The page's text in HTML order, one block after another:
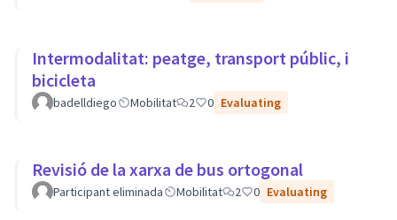
Intermodalitat: peatge, transport públic, i
bicicleta
badelldiego Mobilitat 2 0 Evaluating
Revisió de la xarxa de bus ortogonal
Participant eliminada Mobilitat 2 0 Evaluating